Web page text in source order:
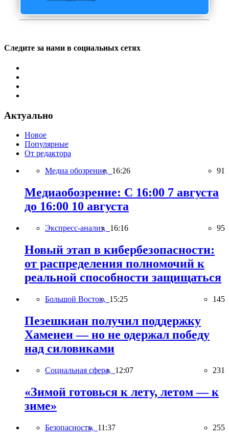
Следите за нами в социальных сетях
Актуально
Новое
Популярные
От редактора
Медиа обозрение, 16:26 91
Медиаобозрение: С 16:00 7 августа
до 16:00 10 августа
Экспресс-анализ, 16:16 95
Новый этап в кибербезопасности:
от распределения полномочий к
реальной способности защищаться
Большой Восток, 15:25 145
Пезешкиан получил поддержку
Хаменеи — но не одержал победу
над силовиками
Социальная сфера, 12:07 231
«Зимой готовься к лету, летом — к
зиме»
Безопасность, 11:37 255